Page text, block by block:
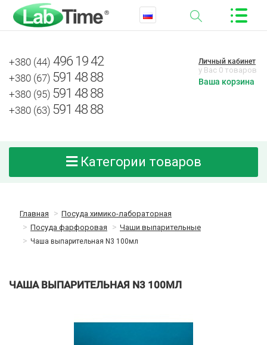
+380 (44) 496 19 42
+380 (67) 591 48 88
+380 (95) 591 48 88
+380 (63) 591 48 88
Личный кабинет
у Вас 0 товаров
Ваша корзина
Категории товаров
Главная
Посуда химико-лабораторная
Посуда фарфоровая
Чаши выпарительные
Чаша выпарительная N3 100мл
ЧАША ВЫПАРИТЕЛЬНАЯ N3 100МЛ